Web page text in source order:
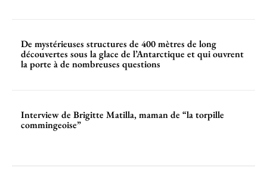
De mystérieuses structures de 400 mètres de long
découvertes sous la glace de l’Antarctique et qui ouvrent
la porte à de nombreuses questions
Interview de Brigitte Matilla, maman de “la torpille
commingeoise”